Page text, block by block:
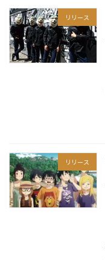
リリース
リリース